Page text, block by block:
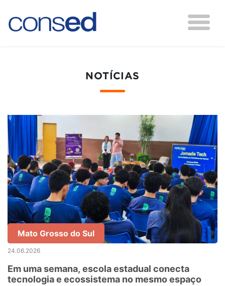
NOTÍCIAS
Mato Grosso do Sul
24.06.2026
Em uma semana, escola estadual conecta
tecnologia e ecossistema no mesmo espaço